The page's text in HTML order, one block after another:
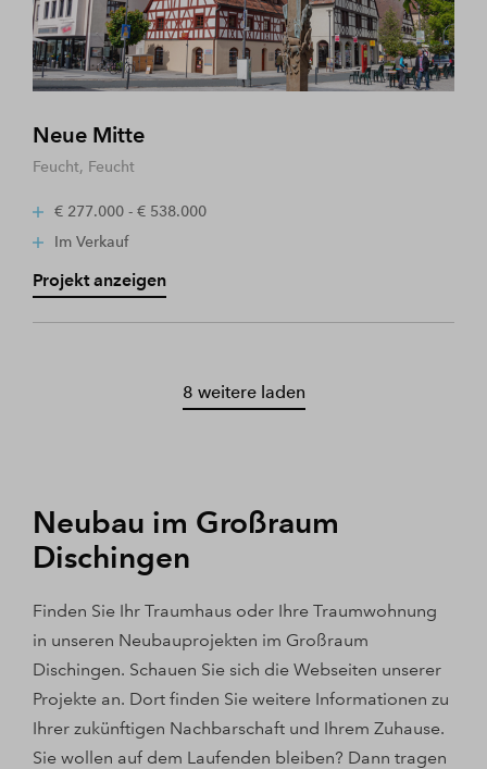
Neue Mitte
Feucht, Feucht
€ 277.000 - € 538.000
Im Verkauf
Projekt anzeigen
8 weitere laden
Neubau im Großraum
Dischingen
Finden Sie Ihr Traumhaus oder Ihre Traumwohnung
in unseren Neubauprojekten im Großraum
Dischingen. Schauen Sie sich die Webseiten unserer
Projekte an. Dort finden Sie weitere Informationen zu
Ihrer zukünftigen Nachbarschaft und Ihrem Zuhause.
Sie wollen auf dem Laufenden bleiben? Dann tragen